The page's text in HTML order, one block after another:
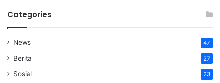
Categories
News 47
Berita 27
Sosial 23